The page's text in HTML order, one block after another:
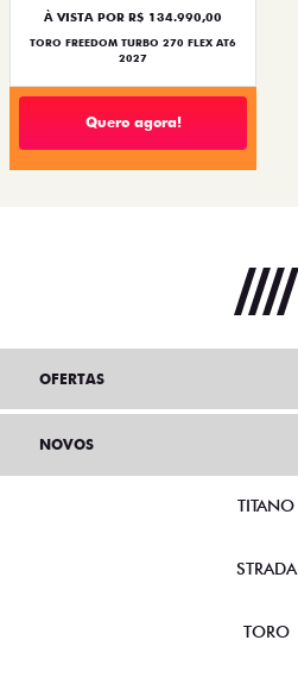
À VISTA POR R$ 134.990,00
TORO FREEDOM TURBO 270 FLEX AT6
2027
Quero agora!
OFERTAS
NOVOS
TITANO
STRADA
TORO